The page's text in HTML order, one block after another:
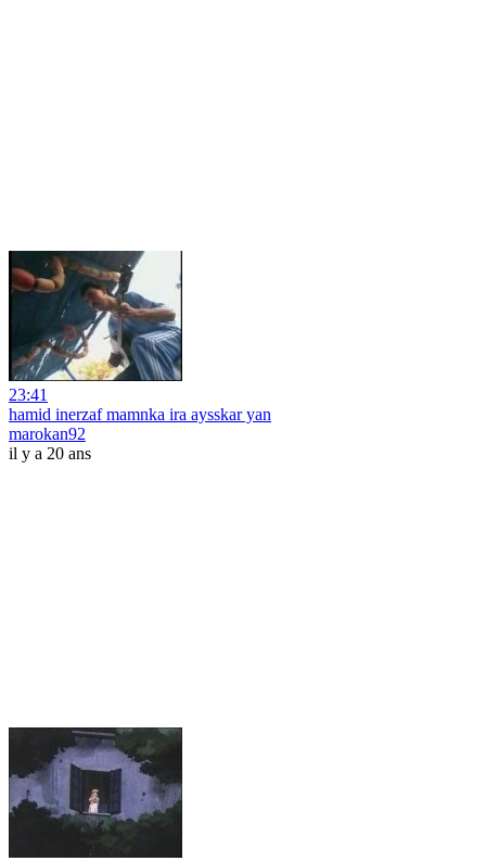
23:41
hamid inerzaf mamnka ira aysskar yan
marokan92
il y a 20 ans